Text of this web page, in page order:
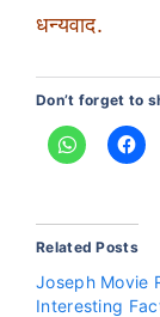
धन्यवाद.
Don’t forget to
Related Posts
Joseph Movie
Interesting